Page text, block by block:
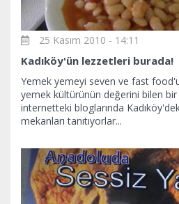
25 Kasım 2010 - 14:11
Kadıköy'ün lezzetleri burada!
Yemek yemeyi seven ve fast
yemek kültürünün değerini bilen bir
internetteki bloglarında
mekanları tanıtıyorlar...